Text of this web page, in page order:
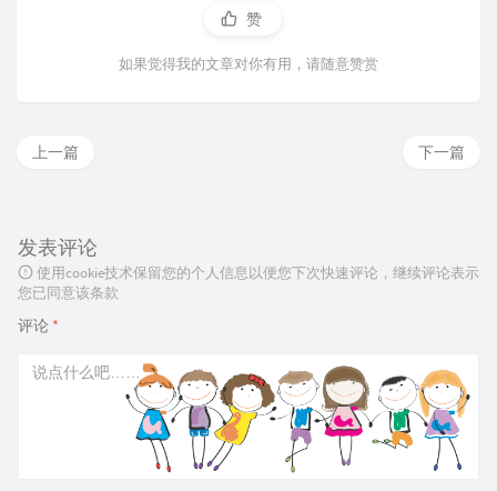
赞
如果觉得我的文章对你有用，请随意赞赏
下一篇
上一篇
发表评论
使用cookie技术保留您的个人信息以便您下次快速评论，继续评论表示
您已同意该条款
评论 *